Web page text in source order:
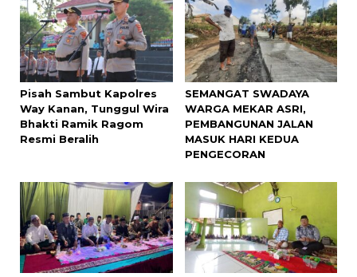
Pisah Sambut Kapolres
Way Kanan, Tunggul Wira
Bhakti Ramik Ragom
Resmi Beralih
SEMANGAT SWADAYA
WARGA MEKAR ASRI,
PEMBANGUNAN JALAN
MASUK HARI KEDUA
PENGECORAN